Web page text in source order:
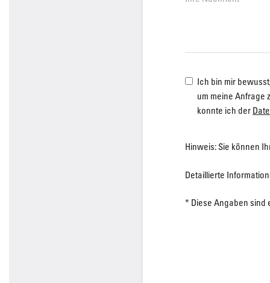
Ich bin mir
um meine Anfrage
konnte ich der
Hinweis: Sie können
Detaillierte
* Diese Angaben sind